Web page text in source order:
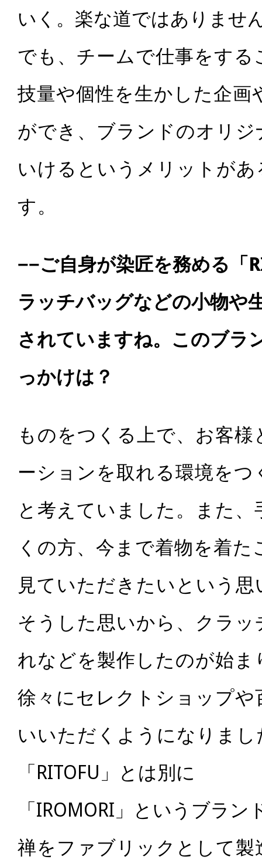
いく。楽な道ではありませ
でも、チームで仕事をす
技量や個性を生かした企
ができ、ブランドのオリ
いけるというメリットが
す。
−−ご自身が染匠を務める「
ラッチバッグなどの小物や
されていますね。このブラ
っかけは？
ものをつくる上で、お客
ーションを取れる環境を
と考えていました。また
くの方、今まで着物を着
見ていただきたいという
そうした思いから、クラ
れなどを製作したのが始
徐々にセレクトショップ
いいただくようになりまし
「RITOFU」とは別に
「IROMORI」というブラン
禅をファブリックとして